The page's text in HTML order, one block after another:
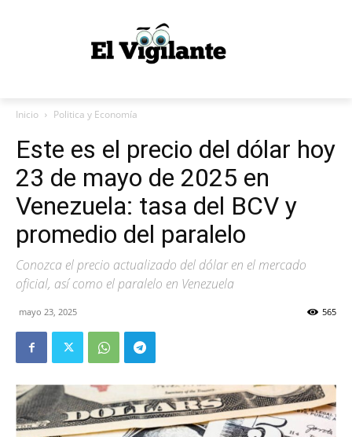
Inicio Politica y Economía
Este es el precio del dólar hoy
23 de mayo de 2025 en
Venezuela: tasa del BCV y
promedio del paralelo
Conozca el precio actualizado del dólar en el mercado
oficial, así como el paralelo en Venezuela
mayo 23, 2025 565